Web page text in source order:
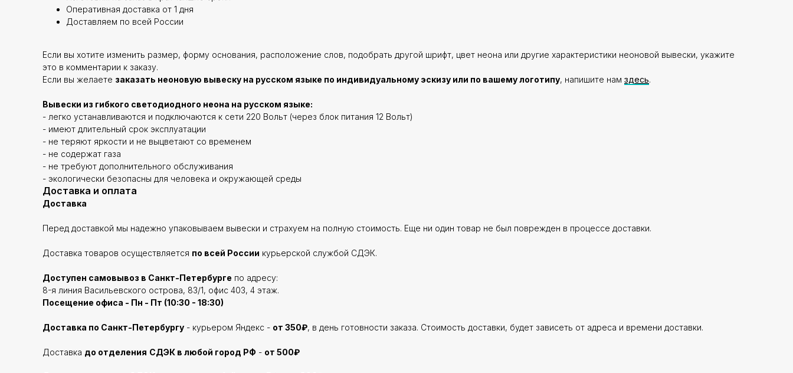
Оперативная доставка от 1 дня
Доставляем по всей России
Если вы хотите изменить размер, форму основания, расположение слов, подобрать другой шрифт, цвет неона или другие характеристики неоновой вывески, укажите
это в комментарии к заказу.
Если вы желаете заказать неоновую вывеску на русском языке по индивидуальному эскизу или по вашему логотипу, напишите нам здесь.
Вывески из гибкого светодиодного неона на русском языке:
- легко устанавливаются и подключаются к сети 220 Вольт (через блок питания 12 Вольт)
- имеют длительный срок эксплуатации
- не теряют яркости и не выцветают со временем
- не содержат газа
- не требуют дополнительного обслуживания
- экологически безопасны для человека и окружающей среды
Доставка и оплата
Доставка
Перед доставкой мы надежно упаковываем вывески и страхуем на полную стоимость. Еще ни один товар не был поврежден в процессе доставки.
Доставка товаров осуществляется по всей России курьерской службой СДЭК.
Доступен самовывоз в Санкт-Петербурге по адресу:
8-я линия Васильевского острова, 83/1, офис 403, 4 этаж.
Посещение офиса - Пн - Пт (10:30 - 18:30)
Доставка по Санкт-Петербургу - курьером Яндекс - от 350₽, в день готовности заказа. Стоимость доставки, будет зависеть от адреса и времени доставки.
Доставка до отделения СДЭК в любой город РФ - от 500₽